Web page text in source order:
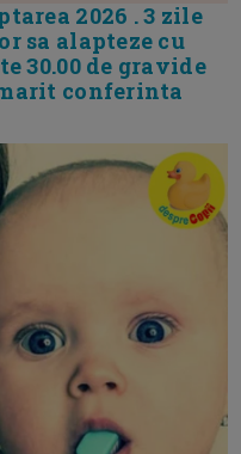
2026 . 3 zile
sa alapteze cu
30.00 de gravide
conferinta